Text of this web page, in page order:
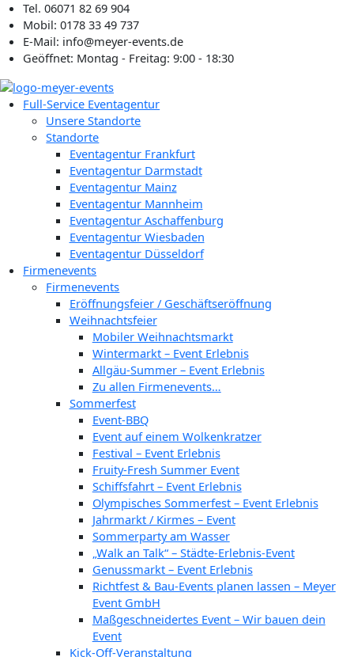
Zum
Inhalt
springen
Tel. 06071 82 69 904
Mobil: 0178 33 49 737
E-Mail: info@meyer-events.de
Geöffnet: Montag - Freitag: 9:00 - 18:30
Full-Service Eventagentur
Unsere Standorte
Standorte
Eventagentur Frankfurt
Eventagentur Darmstadt
Eventagentur Mainz
Eventagentur Mannheim
Eventagentur Aschaffenburg
Eventagentur Wiesbaden
Eventagentur Düsseldorf
Firmenevents
Firmenevents
Eröffnungsfeier / Geschäftseröffnung
Weihnachtsfeier
Mobiler Weihnachtsmarkt
Wintermarkt – Event Erlebnis
Allgäu-Summer – Event Erlebnis
Zu allen Firmenevents…
Sommerfest
Event-BBQ
Event auf einem Wolkenkratzer
Festival – Event Erlebnis
Fruity-Fresh Summer Event
Schiffsfahrt – Event Erlebnis
Olympisches Sommerfest – Event Erlebnis
Jahrmarkt / Kirmes – Event
Sommerparty am Wasser
„Walk an Talk“ – Städte-Erlebnis-Event
Genussmarkt – Event Erlebnis
Richtfest & Bau-Events planen lassen – Meyer
Event GmbH
Maßgeschneidertes Event – Wir bauen dein
Event
Kick-Off-Veranstaltung